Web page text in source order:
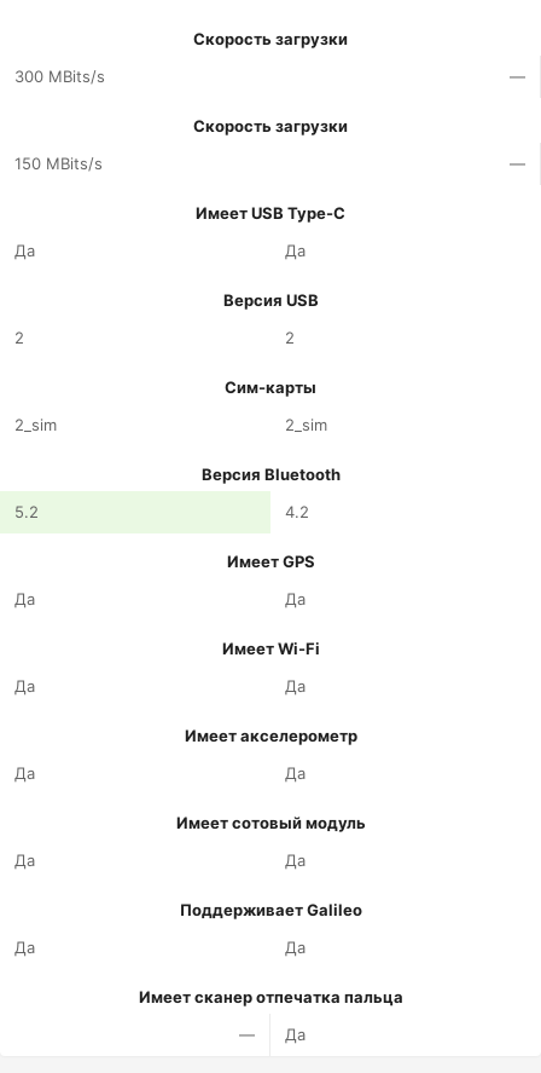
Скорость загрузки
300 MBits/s
—
Скорость загрузки
150 MBits/s
—
Имеет USB Type-C
Да
Да
Версия USB
2
2
Сим-карты
2_sim
2_sim
Версия Bluetooth
5.2
4.2
Имеет GPS
Да
Да
Имеет Wi-Fi
Да
Да
Имеет акселерометр
Да
Да
Имеет сотовый модуль
Да
Да
Поддерживает Galileo
Да
Да
Имеет сканер отпечатка пальца
—
Да